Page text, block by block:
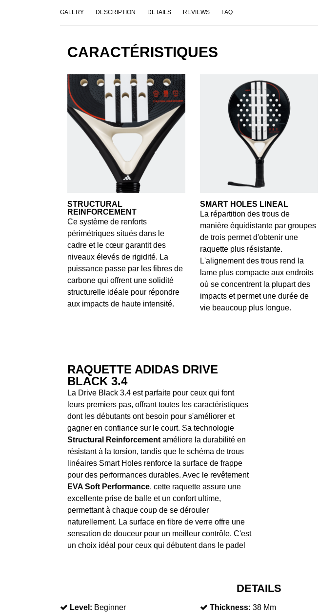
GALERY DESCRIPTION DETAILS REVIEWS FAQ
CARACTÉRISTIQUES
STRUCTURAL
REINFORCEMENT
Ce système de renforts
périmétriques situés dans le
cadre et le cœur garantit des
niveaux élevés de rigidité. La
puissance passe par les fibres de
carbone qui offrent une solidité
structurelle idéale pour répondre
aux impacts de haute intensité.
SMART HOLES LINEAL
La répartition des trous de
manière équidistante par groupes
de trois permet d'obtenir une
raquette plus résistante.
L'alignement des trous rend la
lame plus compacte aux endroits
où se concentrent la plupart des
impacts et permet une durée de
vie beaucoup plus longue.
RAQUETTE ADIDAS DRIVE
BLACK 3.4
La Drive Black 3.4 est parfaite pour ceux qui font
leurs premiers pas, offrant toutes les caractéristiques
dont les débutants ont besoin pour s'améliorer et
gagner en confiance sur le court. Sa technologie
Structural Reinforcementaméliore la durabilité en
résistant à la torsion, tandis que le schéma de trous
linéaires Smart Holes renforce la surface de frappe
pour des performances durables. Avec le revêtement
EVA Soft Performance, cette raquette assure une
excellente prise de balle et un confort ultime,
permettant à chaque coup de se dérouler
naturellement. La surface en fibre de verre offre une
sensation de douceur pour un meilleur contrôle. C'est
un choix idéal pour ceux qui débutent dans le padel
DETAILS
Level: Beginner Thickness: 38 Mm